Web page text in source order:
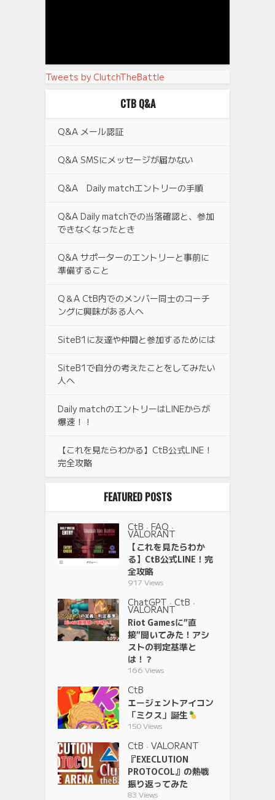
Tweets by ClutchTheBattle
CTB Q&A
Q&A メール認証
Q&A SMSにメッセージが届かない
Q&A Daily matchエントリーの手順
Q&A Daily matchでの当落確認と、参加
できなくなったとき
Q&A サポーターのエントリーと事前に
準備すること
Q＆A CtB内でのメンバー同士のコーチ
ングに興味がある人へ
SiteB1に友達や仲間と参加するためには
SiteB1で自分の考えたことをしてみたい
人へ
Daily matchのエントリーはLINEからが
爆速！！
【これを見たらわかる】CtB公式LINE！
完全攻略
FEATURED POSTS
CtB • FAQ •
VALORANT
【これを見たらわか
る】CtB公式LINE！完
全攻略
917 Views
ChatGPT • CtB •
VALORANT
Riot Gamesに”直
接”聞いてみた！アシ
ストの判定基準と
は！？
166 Views
CtB
エージェントアイコン
「ミクス」誕生
150 Views
CtB • VALORANT
『EXECLUTION
PROTOCOL』の熱戦
振り返ってみた
83 Views